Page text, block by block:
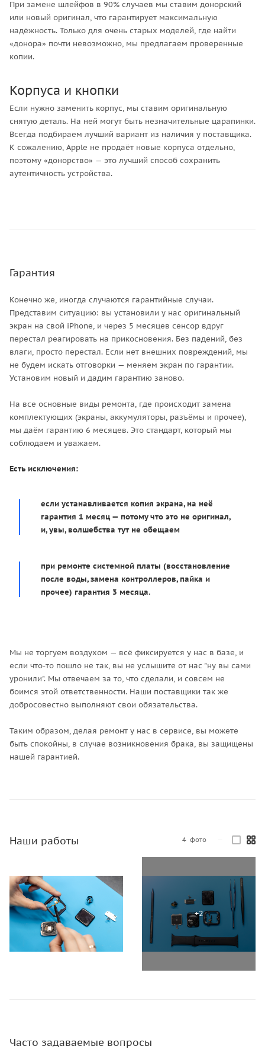
При замене шлейфов в 90% случаев мы ставим донорский
или новый оригинал, что гарантирует максимальную
надёжность. Только для очень старых моделей, где найти
«донора» почти невозможно, мы предлагаем проверенные
копии.
Корпуса и кнопки
Если нужно заменить корпус, мы ставим оригинальную
снятую деталь. На ней могут быть незначительные царапинки.
Всегда подбираем лучший вариант из наличия у поставщика.
К сожалению, Apple не продаёт новые корпуса отдельно,
поэтому «донорство» — это лучший способ сохранить
аутентичность устройства.
Гарантия
Конечно же, иногда случаются гарантийные случаи.
Представим ситуацию: вы установили у нас оригинальный
экран на свой iPhone, и через 5 месяцев сенсор вдруг
перестал реагировать на прикосновения. Без падений, без
влаги, просто перестал. Если нет внешних повреждений, мы
не будем искать отговорки — меняем экран по гарантии.
Установим новый и дадим гарантию заново.
На все основные виды ремонта, где происходит замена
комплектующих (экраны, аккумуляторы, разъёмы и прочее),
мы даём гарантию 6 месяцев. Это стандарт, который мы
соблюдаем и уважаем.
Есть исключения:
если устанавливается копия экрана, на неё
гарантия 1 месяц — потому что это не оригинал,
и, увы, волшебства тут не обещаем
при ремонте системной платы (восстановление
после воды, замена контроллеров, пайка и
прочее) гарантия 3 месяца.
Мы не торгуем воздухом — всё фиксируется у нас в базе, и
если что-то пошло не так, вы не услышите от нас "ну вы сами
уронили". Мы отвечаем за то, что сделали, и совсем не
боимся этой ответственности. Наши поставщики так же
добросовестно выполняют свои обязательства.
Таким образом, делая ремонт у нас в сервисе, вы можете
быть спокойны, в случае возникновения брака, вы защищены
нашей гарантией.
Наши работы 4 фото
Часто задаваемые вопросы